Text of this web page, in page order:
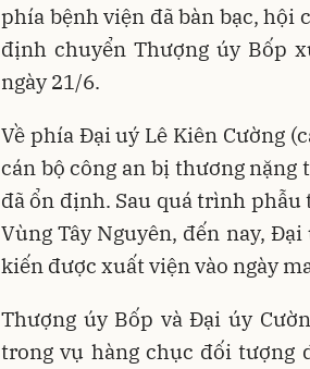
phía bệnh viện đã bàn bạc, hội
định chuyển Thượng úy Bốp
ngày 21/6.
Về phía Đại uý Lê Kiên Cường
cán bộ công an bị thương
đã ổn định. Sau quá trình
Vùng Tây Nguyên, đến nay,
kiến được xuất viện vào ngày
Thượng úy Bốp và Đại úy
trong vụ hàng chục đối tượng